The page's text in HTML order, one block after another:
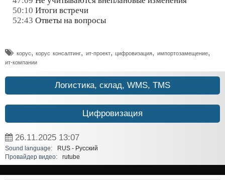
50:10 Итоги встречи
52:43 Ответы на вопросы
корус,корус консалтинг, ит-проект,цифровизация,импортозамещение,
ит-компании
Логистика, склад, WMS, TMS
Цифровизация
26.11.2025 13:07
Sound language:
RUS - Русский
Провайдер видео:
rutube